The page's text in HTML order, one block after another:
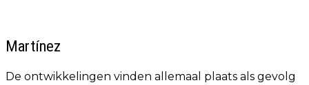
Martínez
De ontwikkelingen vinden allemaal plaats als gevolg